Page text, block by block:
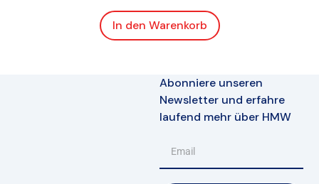
In den Warenkorb
Abonniere unseren
Newsletter und erfahre
laufend mehr über HMW